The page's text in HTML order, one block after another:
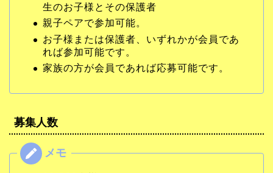
生のお子様とその保護者
親子ペアで参加可能。
お子様または保護者、いずれかが会員であ
れば参加可能です。
家族の方が会員であれば応募可能です。
募集人数